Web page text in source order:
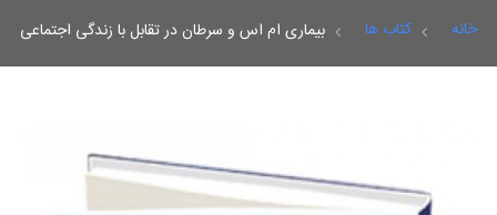
خانه کتاب ها بیماری ام اس و سرطان در تقابل با زندگی اجتماعی